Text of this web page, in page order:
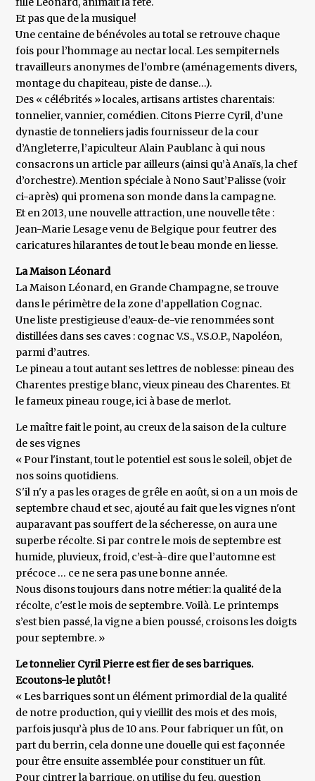
Et pas que de la musique!
Une centaine de bénévoles au total se retrouve chaque
fois pour l’hommage au nectar local. Les sempiternels
travailleurs anonymes de l’ombre (aménagements divers,
montage du chapiteau, piste de danse…).
Des « célébrités » locales, artisans artistes charentais:
tonnelier, vannier, comédien. Citons Pierre Cyril, d’une
dynastie de tonneliers jadis fournisseur de la cour
d’Angleterre, l’apiculteur Alain Paublanc à qui nous
consacrons un article par ailleurs (ainsi qu’à Anaïs, la chef
d’orchestre). Mention spéciale à Nono Saut’Palisse (voir
ci-après) qui promena son monde dans la campagne.
Et en 2013, une nouvelle attraction, une nouvelle tête :
Jean-Marie Lesage venu de Belgique pour feutrer des
caricatures hilarantes de tout le beau monde en liesse.
La Maison Léonard
La Maison Léonard, en Grande Champagne, se trouve
dans le périmètre de la zone d’appellation Cognac.
Une liste prestigieuse d’eaux-de-vie renommées sont
distillées dans ses caves : cognac V.S., V.S.O.P., Napoléon,
parmi d’autres.
Le pineau a tout autant ses lettres de noblesse: pineau des
Charentes prestige blanc, vieux pineau des Charentes. Et
le fameux pineau rouge, ici à base de merlot.
Le maître fait le point, au creux de la saison de la culture
de ses vignes
« Pour l'instant, tout le potentiel est sous le soleil, objet de
nos soins quotidiens.
S'il n'y a pas les orages de grêle en août, si on a un mois de
septembre chaud et sec, ajouté au fait que les vignes n'ont
auparavant pas souffert de la sécheresse, on aura une
superbe récolte. Si par contre le mois de septembre est
humide, pluvieux, froid, c’est-à-dire que l’automne est
précoce … ce ne sera pas une bonne année.
Nous disons toujours dans notre métier: la qualité de la
récolte, c'est le mois de septembre. Voilà. Le printemps
s’est bien passé, la vigne a bien poussé, croisons les doigts
pour septembre. »
Le tonnelier Cyril Pierre est fier de ses barriques.
Ecoutons-le plutôt !
« Les barriques sont un élément primordial de la qualité
de notre production, qui y vieillit des mois et des mois,
parfois jusqu’à plus de 10 ans. Pour fabriquer un fût, on
part du berrin, cela donne une douelle qui est façonnée
pour être ensuite assemblée pour constituer un fût.
Pour cintrer la barrique, on utilise du feu, question